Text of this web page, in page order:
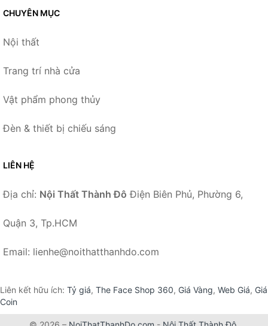
CHUYÊN MỤC
Nội thất
Trang trí nhà cửa
Vật phẩm phong thủy
Đèn & thiết bị chiếu sáng
LIÊN HỆ
Địa chỉ: Nội Thất Thành Đô Điện Biên Phủ, Phường 6,
Quận 3, Tp.HCM
Email: lienhe@noithatthanhdo.com
Liên kết hữu ích: Tỷ giá, The Face Shop 360, Giá Vàng, Web Giá, Giá
Coin